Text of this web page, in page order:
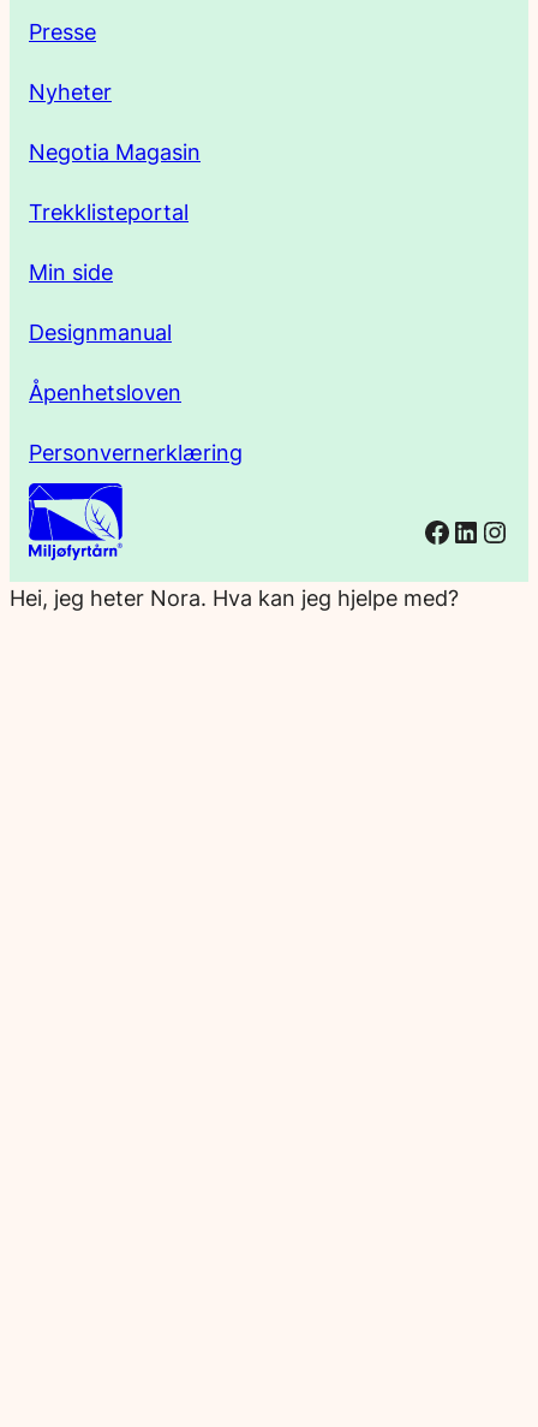
Presse
Nyheter
Negotia Magasin
Trekklisteportal
Min side
Designmanual
Åpenhetsloven
Personvernerklæring
Hei, jeg heter Nora. Hva kan jeg hjelpe med?